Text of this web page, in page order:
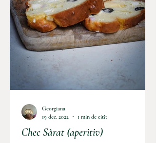
Chec Sărat (aperitiv)
Georgiana
19 dec. 2022
1 min de citit